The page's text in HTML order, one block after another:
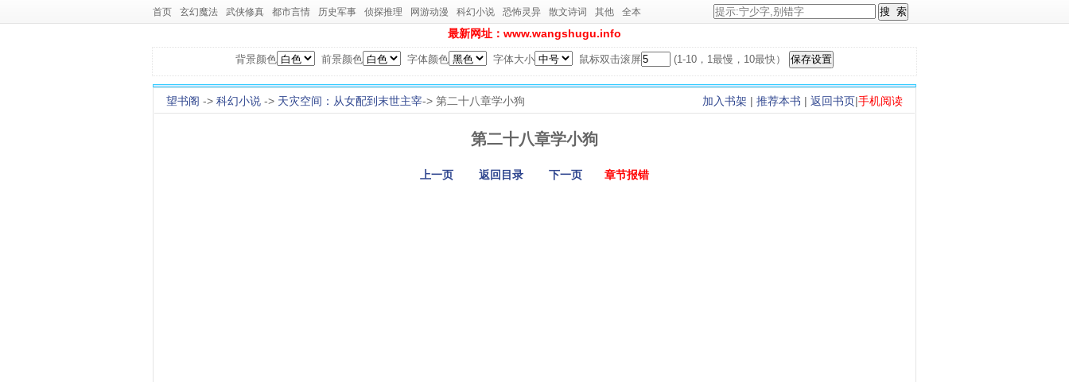
首页 玄幻魔法 武侠修真 都市言情 历史军事 侦探推理 网游动漫 科幻小说 恐怖灵异 散文诗词 其他 全本
最新网址：www.wangshugu.info
背景颜色 前景颜色 字体颜色 字体大小 鼠标双击滚屏 (1-10，1最慢，10最快）
加入书架 | 推荐本书 | 返回书页|手机阅读
望书阁 -> 科幻小说 -> 天灾空间：从女配到末世主宰-> 第二十八章学小狗
第二十八章学小狗
上一页 返回目录 下一页 章节报错